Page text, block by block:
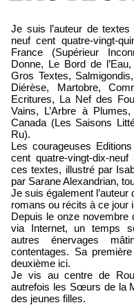
Je suis l’auteur de
neuf cent quatre-vingt-
France (Supérieur
Donne, Le Bord de
Gros Textes,
Diérèse, Martobre,
Ecritures, La Nef des
Vains, L’Arbre à
Canada (Les Saisons
Ru).
Les courageuses
cent quatre-vingt-dix-
ces textes, illustré par
par Sarane Alexandrian,
Je suis également l’auteur
romans ou récits à ce jour
Depuis le onze novembre
via Internet, un temps
autres énervages
contentages. Sa
deuxième ici.
Je vis au centre de
autrefois les Sœurs de la
des jeunes filles.